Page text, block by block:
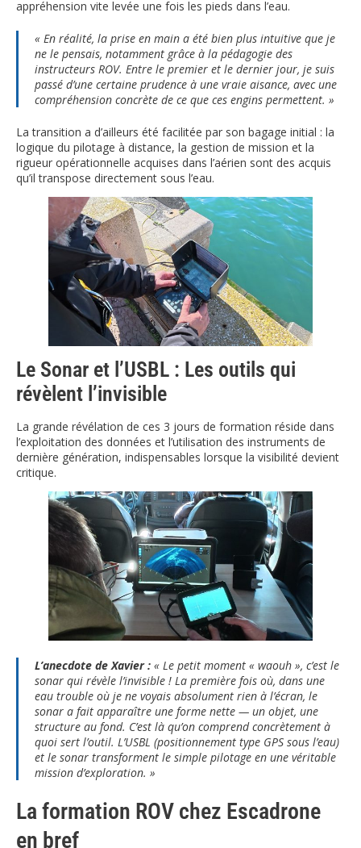
appréhension vite levée une fois les pieds dans l’eau.
« En réalité, la prise en main a été bien plus intuitive que je
ne le pensais, notamment grâce à la pédagogie des
instructeurs ROV. Entre le premier et le dernier jour, je suis
passé d’une certaine prudence à une vraie aisance, avec une
compréhension concrète de ce que ces engins permettent. »
La transition a d’ailleurs été facilitée par son bagage initial : la
logique du pilotage à distance, la gestion de mission et la
rigueur opérationnelle acquises dans l’aérien sont des acquis
qu’il transpose directement sous l’eau.
Le Sonar et l’USBL : Les outils qui
révèlent l’invisible
La grande révélation de ces 3 jours de formation réside dans
l’exploitation des données et l’utilisation des instruments de
dernière génération, indispensables lorsque la visibilité devient
critique.
L’anecdote de Xavier : « Le petit moment « waouh », c’est le
sonar qui révèle l’invisible ! La première fois où, dans une
eau trouble où je ne voyais absolument rien à l’écran, le
sonar a fait apparaître une forme nette — un objet, une
structure au fond. C’est là qu’on comprend concrètement à
quoi sert l’outil. L’USBL (positionnement type GPS sous l’eau)
et le sonar transforment le simple pilotage en une véritable
mission d’exploration. »
La formation ROV chez Escadrone
en bref